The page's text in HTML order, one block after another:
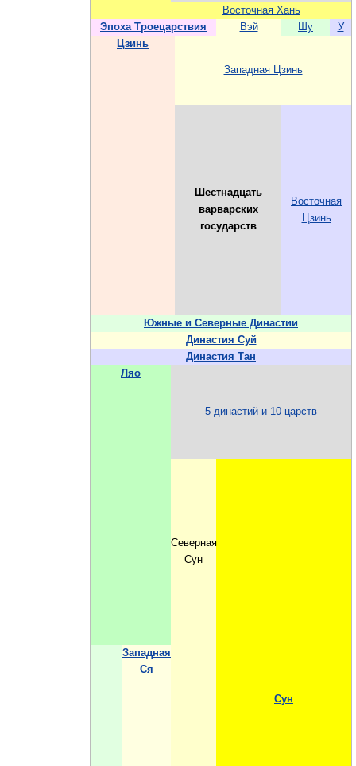
Восточная Хань
Эпоха Троецарствия
Вэй Шу
У
Цзинь
Западная Цзинь
Шестнадцать
варварских
государств
Восточная
Цзинь
Южные и Северные Династии
Династия Суй
Династия Тан
Ляо
5 династий и 10 царств
Северная
Сун
Сун
Западная
Ся